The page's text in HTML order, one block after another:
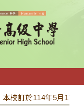
本校訂於114年5月17